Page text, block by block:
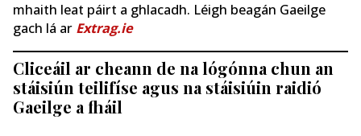
mhaith leat páirt a ghlacadh. Léigh beagán Gaeilge
gach lá ar Extrag.ie
Cliceáil ar cheann de na lógónna chun an
stáisiún teilifíse agus na stáisiúin raidió
Gaeilge a fháil